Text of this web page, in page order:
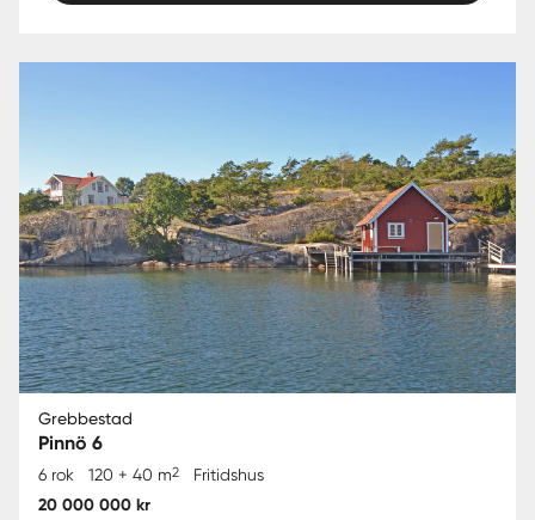
Grebbestad
Pinnö 6
6 rok 120 + 40 m2 Fritidshus
20 000 000 kr